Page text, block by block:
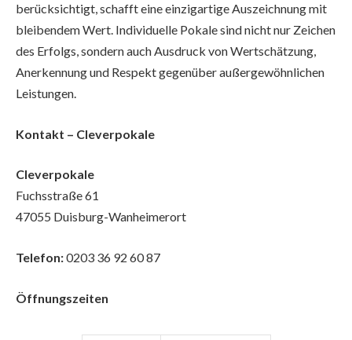
berücksichtigt, schafft eine einzigartige Auszeichnung mit
bleibendem Wert. Individuelle Pokale sind nicht nur Zeichen
des Erfolgs, sondern auch Ausdruck von Wertschätzung,
Anerkennung und Respekt gegenüber außergewöhnlichen
Leistungen.
Kontakt – Cleverpokale
Cleverpokale
Fuchsstraße 61
47055 Duisburg-Wanheimerort
Telefon:0203 36 92 60 87
Öffnungszeiten